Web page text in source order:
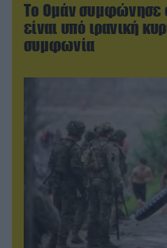
Το Ομάν συμφώνησε
είναι υπό ιρανική
συμφωνία